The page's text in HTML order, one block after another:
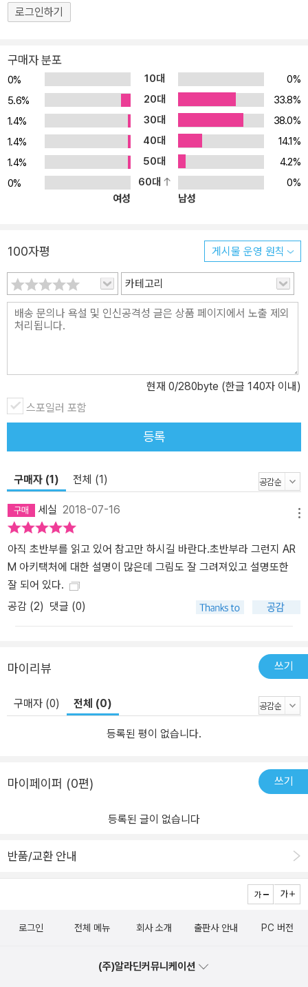
했지만 방대한 양과 난해한 코드 때문에 어려움을 겪고 있는가? 시간
만 낭비하고 있지는 않은가? 최신 커널 학습에 어려움을 겪는 이런 분
들을 위해 《코드로 알아보는 ARM 리눅스 커널》을 전면 개정하여 출
간했다. 이 책은 최신 ARM64 커널의 주요 서브시스템을 코드 레벨
에서 분석하고 있으며, 기존 원리를 코드를 직접 쫓아가며 명쾌하게
소개하고 있어 커널 엔지니어들에 게 훌륭한 길잡이가 될 것이다. AR
M64 커널 개발을 시작했거나 좀 더 깊고 다양하게 이해하고 싶은 엔
지니어, (놀랍게도) 취미로 ARM64 커널을 이해하고자 하는 엔지니
어를 위한 이 책은 ARMv8 아키텍처에 대한 내용뿐만 아니라 커널의
핵심 구동 원리를 완벽히 습득하는 데 필요한 거의 모든 내용을 담고
분석의 길에 든든한 동반자가 될 수 있을 것이다. 이 책의 주요 내용 -
ARMv8 아키텍처 구조 - 메모리 매핑, 페이징 - 태스크 관리와 스케
줄링 - 인터럽트와 타이머 - ARM64 커널의 시작과 익셉션 핸들링,
디바이스 트리 - 메모리 할당자 - SMP와 cpu 토폴로지
로그인하기
구매자 분포
0% 10대
0%
5.6%
20대
33.8%
1.4%
30대
38.0%
1.4%
40대
14.1%
1.4%
50대
4.2%
0%
60대
0%
여성
남성
100자평 게시물 운영 원칙
카테고리
현재 0/280byte (한글 140자 이내)
스포일러 포함
등록
구매자 (1) 전체 (1)
세실 2018-07-16
아직 초반부를 읽고 있어 참고만 하시길 바란다.초반부라 그런지 AR
M 아키택처에 대한 설명이 많은데 그림도 잘 그려져있고 설명또한
잘 되어 있다.
공감 (2) 댓글 (0)
마이리뷰 쓰기
구매자 (0) 전체 (0)
등록된 평이 없습니다.
마이페이퍼 (0편) 쓰기
등록된 글이 없습니다
반품/교환 안내
로그인 전체 메뉴 회사 소개 출판사 안내 PC 버전
(주)알라딘커뮤니케이션